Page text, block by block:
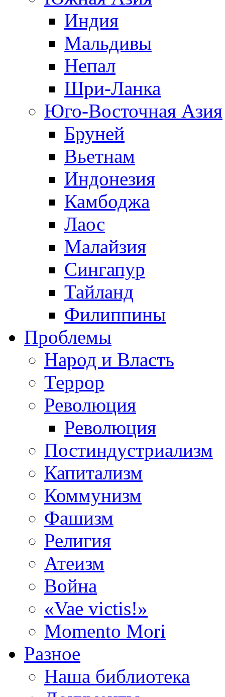
Индия
Мальдивы
Непал
Шри-Ланка
Юго-Восточная Азия
Бруней
Вьетнам
Индонезия
Камбоджа
Лаос
Малайзия
Сингапур
Тайланд
Филиппины
Проблемы
Народ и Власть
Террор
Революция
Революция
Постиндустриализм
Капитализм
Коммунизм
Фашизм
Религия
Атеизм
Война
«Vae victis!»
Momento Mori
Разное
Наша библиотека